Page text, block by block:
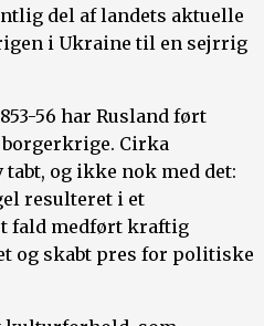
del af landets aktuelle
i Ukraine til en sejrrig
56 har Rusland ført
Cirka
og ikke nok med det:
resulteret i et
fald medført kraftig
og skabt pres for politiske